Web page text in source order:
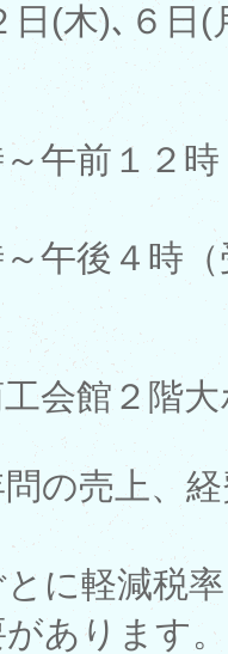
(木)､６日(
午前１２
後４時（
会館２階
の売上、
に軽減税
あります。